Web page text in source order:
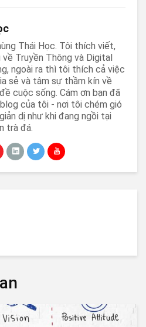
Thái Học. Tôi thích viết,
về Truyền Thông và Digital
ngoài ra thì tôi thích cả việc
sẻ và tâm sự thầm kín về
cuộc sống. Cám ơn bạn đã
của tôi - nơi tôi chém gió
dị như khi đang ngồi tại
trà đá.